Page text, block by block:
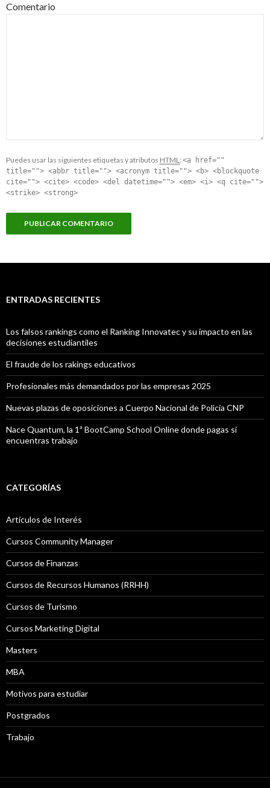
Comentario
Puedes usar las siguientes etiquetas y atributos HTML: <a href=""
title=""> <abbr title=""> <acronym title=""> <b> <blockquote
cite=""> <cite> <code> <del datetime=""> <em> <i> <q cite="">
<strike> <strong>
ENTRADAS RECIENTES
Los falsos rankings como el Ranking Innovatec y su impacto en las
decisiones estudiantiles
El fraude de los rakings educativos
Profesionales más demandados por las empresas 2025
Nuevas plazas de oposiciones a Cuerpo Nacional de Policía CNP
Nace Quantum, la 1ª BootCamp School Online donde pagas si
encuentras trabajo
CATEGORÍAS
Artículos de Interés
Cursos Community Manager
Cursos de Finanzas
Cursos de Recursos Humanos (RRHH)
Cursos de Turismo
Cursos Marketing Digital
Masters
MBA
Motivos para estudiar
Postgrados
Trabajo